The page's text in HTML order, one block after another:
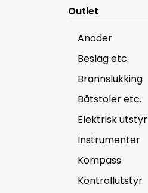
Outlet
Anoder
Beslag etc.
Brannslukking
Båtstoler etc.
Elektrisk utstyr
Instrumenter
Kompass
Kontrollutstyr